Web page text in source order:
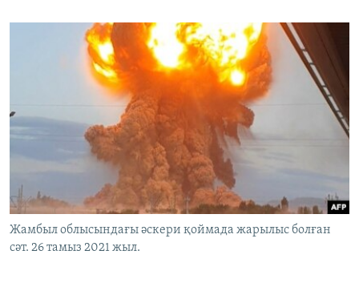
Жамбыл облысындағы әскери қоймада жарылыс болған
сәт. 26 тамыз 2021 жыл.